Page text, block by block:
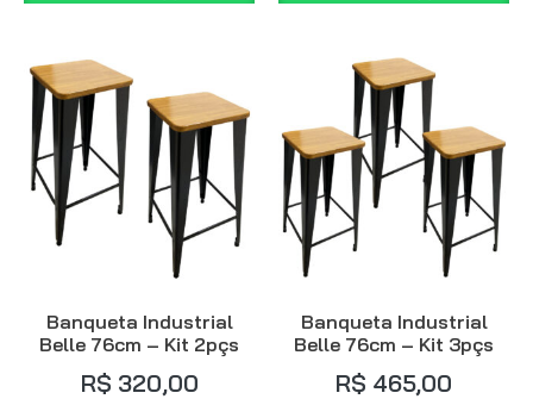
Banqueta Industrial
Belle 76cm – Kit 2pçs
R$ 320,00
Banqueta Industrial
Belle 76cm – Kit 3pçs
R$ 465,00